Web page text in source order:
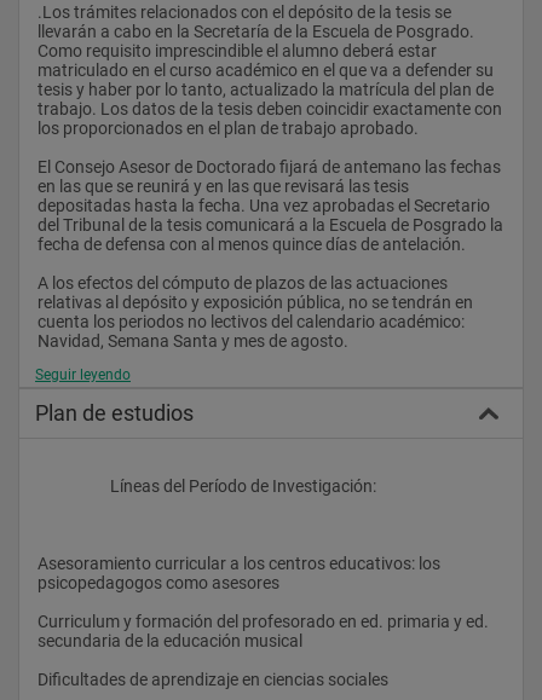
.Los trámites relacionados con el depósito de la tesis se
llevarán a cabo en la Secretaría de la Escuela de Posgrado.
Como requisito imprescindible el alumno deberá estar
matriculado en el curso académico en el que va a defender su
tesis y haber por lo tanto, actualizado la matrícula del plan de
trabajo. Los datos de la tesis deben coincidir exactamente con
los proporcionados en el plan de trabajo aprobado.
El Consejo Asesor de Doctorado fijará de antemano las fechas
en las que se reunirá y en las que revisará las tesis
depositadas hasta la fecha. Una vez aprobadas el Secretario
del Tribunal de la tesis comunicará a la Escuela de Posgrado la
fecha de defensa con al menos quince días de antelación.
A los efectos del cómputo de plazos de las actuaciones
relativas al depósito y exposición pública, no se tendrán en
cuenta los periodos no lectivos del calendario académico:
Navidad, Semana Santa y mes de agosto.
Será obligatoria la comunicación a la comunidad universitaria
correo electrónico.
su reproducción, el requisito de la entrega de ejemplares
quedará cumplido con el depósito del original en la secretaría
.Presentación de la Tesis:
Para la presentación formal de la tesis será necesario:
Informe favorable del director de la tesis, autorizando su
presentación
Seguir leyendo
Plan de estudios
                    Líneas del Período de Investigación:
Asesoramiento curricular a los centros educativos: los
psicopedagogos como asesores
Curriculum y formación del profesorado en ed. primaria y ed.
secundaria de la educación musical
Dificultades de aprendizaje en ciencias sociales